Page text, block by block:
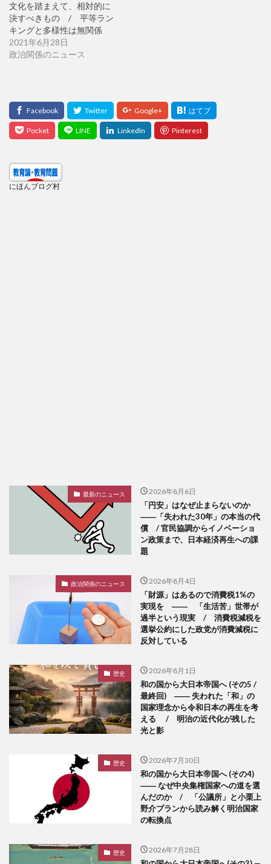
文化を踏まえて、相対的に
決すべきもの / 平等ラン
キングと多様性は無関係
2021年6月28日
政治関係のニュース
にほんブログ村
最新のニュース 2026年8月6日
「円安」はなぜ止まらないのか
――「失われた30年」の本当の代
償 / 官民協調からイノベーショ
ン政策まで、日本経済再生への課
題
政治関係のニュース 2026年8月4日
「財源」はあるので消費税1%の
実現を ―― 「生活苦」世帯が
過半という現実 / 消費税減税を
選挙公約にした政党が消費減税に
反対している
歴史 2026年8月1日
和の国から大日本帝国へ (その5 /
最終回) ―― 失われた「和」の
国家理念から令和日本の再生を考
える / 明治の近代化が残した
光と影
歴史 2026年7月30日
和の国から大日本帝国へ (その4)
―― なぜ中央集権国家への道を選
んだのか / 「公議所」と小栗上
野介プランから読み解く明治国家
の転換点
歴史 2026年7月28日